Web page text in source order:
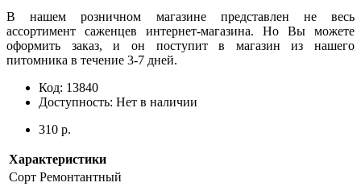
В нашем розничном магазине представлен не весь
ассортимент саженцев интернет-магазина. Но Вы можете
оформить заказ, и он поступит в магазин из нашего
питомника в течение 3-7 дней.
Код: 13840
Доступность: Нет в наличии
310 р.
Характеристики
Сорт Ремонтантный